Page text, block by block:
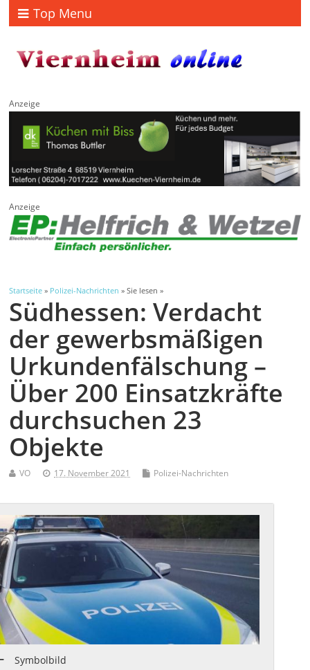
Top Menu
Anzeige
Anzeige
Startseite » Polizei-Nachrichten » Sie lesen »
Südhessen: Verdacht
der gewerbsmäßigen
Urkundenfälschung –
Über 200 Einsatzkräfte
durchsuchen 23
Objekte
VO 17. November 2021 Polizei-Nachrichten
Symbolbild